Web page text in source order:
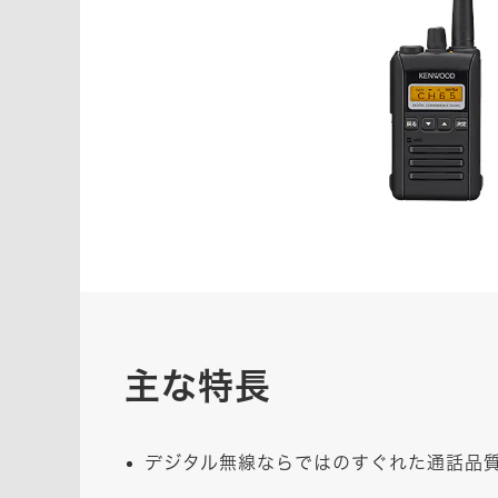
主な特長
デジタル無線ならではのすぐれた通話品